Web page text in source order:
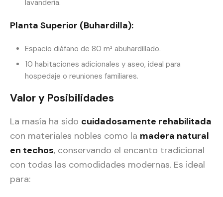
lavandería.
Planta Superior (Buhardilla):
Espacio diáfano de 80 m² abuhardillado.
10 habitaciones adicionales y aseo, ideal para
hospedaje o reuniones familiares.
Valor y Posibilidades
La masía ha sido cuidadosamente rehabilitada
con materiales nobles como la madera natural
en techos, conservando el encanto tradicional
con todas las comodidades modernas. Es ideal
para: